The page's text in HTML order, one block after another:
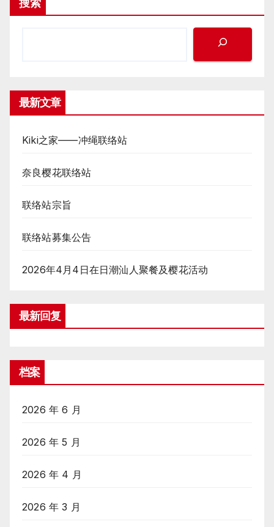
搜索
最新文章
Kiki之家——冲绳联络站
奈良樱花联络站
联络站宗旨
联络站募集公告
2026年4月4日在日潮汕人聚餐及樱花活动
最新回复
档案
2026 年 6 月
2026 年 5 月
2026 年 4 月
2026 年 3 月